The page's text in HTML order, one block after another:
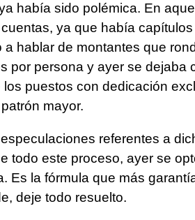
había sido polémica. En
ya que había
a hablar de montantes que
por persona y ayer se dejaba
puestos con dedicación
mayor.
referentes a
todo este proceso, ayer se
Es la fórmula que más
deje todo resuelto.